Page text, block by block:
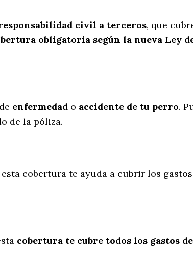
civil a terceros, que
obligatoria según la nueva Ley
enfermedad o accidente de tu perro.
de la póliza.
cobertura te ayuda a cubrir los
cobertura te cubre todos los gastos